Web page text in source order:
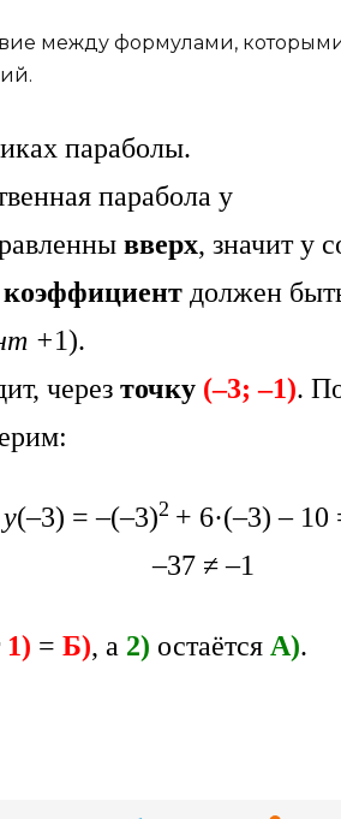
параболы.
парабола у
вверх, значит у
должен
+1).
через точку (–3; –1).
y(–3) = –(–3)2 + 6·(–3) – 10
–37 ≠ –1
1) = Б), а 2) остаётся А).